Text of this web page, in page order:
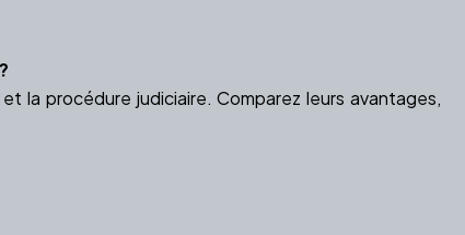
la procédure judiciaire. Comparez leurs avantages,